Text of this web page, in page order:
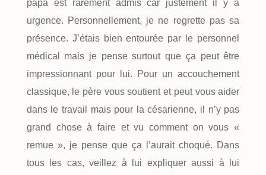
papa est rarement admis car justement il y a
urgence. Personnellement, je ne regrette pas sa
présence. J’étais bien entourée par le personnel
médical mais je pense surtout que ça peut être
impressionnant pour lui. Pour un accouchement
classique, le père vous soutient et peut vous aider
dans le travail mais pour la césarienne, il n’y pas
grand chose à faire et vu comment on vous «
remue », je pense que ça l’aurait choqué. Dans
tous les cas, veillez à lui expliquer aussi à lui